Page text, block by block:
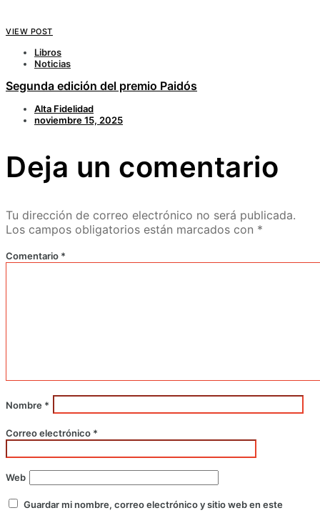
VIEW POST
Libros
Noticias
Segunda edición del premio Paidós
Alta Fidelidad
noviembre 15, 2025
Deja un comentario
Tu dirección de correo electrónico no será publicada.
Los campos obligatorios están marcados con *
Comentario *
Nombre *
Correo electrónico *
Web
Guardar mi nombre, correo electrónico y sitio web en este